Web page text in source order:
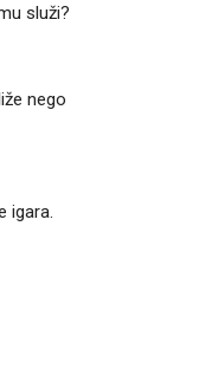
služi?
nego
igara.